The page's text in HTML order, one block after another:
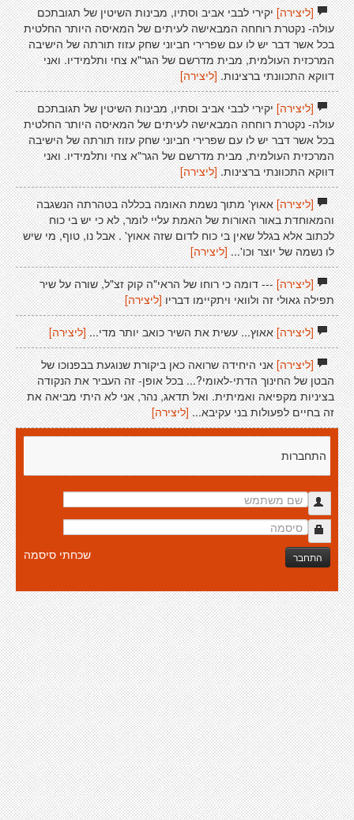
[ליצירה]יקירי לבבי אביב וסתיו, מבינות השיטין של תגובתכם
עולה- נקטרת רוחחה המבאישה לעיתים של המאיסה היותר החלטית
בכל אשר דבר יש לו עם שפרירי חביוני שחק עזוז תורתה של הישיבה
המרכזית העולמית, מבית מדרשם של הגר"א צחי ותלמידיו. ואני
דווקא התכוונתי ברצינות. [ליצירה]
[ליצירה]יקירי לבבי אביב וסתיו, מבינות השיטין של תגובתכם
עולה- נקטרת רוחחה המבאישה לעיתים של המאיסה היותר החלטית
בכל אשר דבר יש לו עם שפרירי חביוני שחק עזוז תורתה של הישיבה
המרכזית העולמית, מבית מדרשם של הגר"א צחי ותלמידיו. ואני
דווקא התכוונתי ברצינות. [ליצירה]
[ליצירה]אאוץ' מתוך נשמת האומה בכללה בטהרתה הנשגבה
והמאוחדת באור האורות של האמת עליי לומר, לא כי יש בי כוח
לכתוב אלא בגלל שאין בי כוח לדום שזה אאוץ' . אבל נו, טוף, מי שיש
לו נשמה של יוצר וכו'...[ליצירה]
[ליצירה]--- דומה כי רוחו של הראי"ה קוק זצ"ל, שורה על שיר
תפילה גאולי זה ולוואי ויתקיימו דבריו [ליצירה]
[ליצירה]אאוץ... עשית את השיר כואב יותר מדי... [ליצירה]
[ליצירה]אני היחידה שרואה כאן ביקורת שנוגעת בבפנוכו של
הבטן של החינוך הדתי-לאומי?... בכל אופן- זה העביר את הנקודה
בציניות מקפיאה ואמיתית. ואל תדאג, נהר, אני לא היתי מביאה את
זה בחיים לפעולות בני עקיבא...[ליצירה]
התחברות
התחבר שכחתי סיסמה